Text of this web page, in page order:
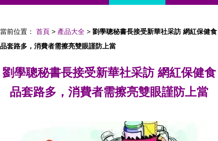
當前位置： 首頁 > 產品大全 > 劉學聰秘書長接受新華社采訪 網紅保健食
品套路多，消費者需擦亮雙眼謹防上當
劉學聰秘書長接受新華社采訪 網紅保健食
品套路多，消費者需擦亮雙眼謹防上當